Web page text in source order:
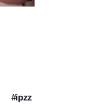
#ipzz